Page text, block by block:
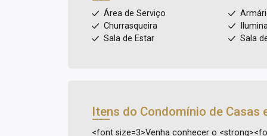
Área de Serviço
Churrasqueira
Sala de Estar
Sala
Itens do Condomínio de Casas
<font size=3>Venha conhecer o